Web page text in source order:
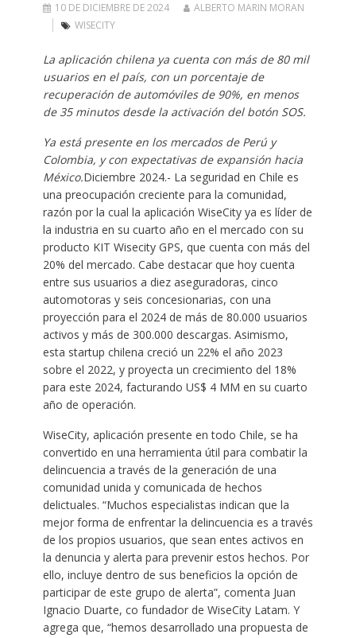
10 DE DICIEMBRE DE 2024
ALBERTO MARIN MORAN
WISECITY
La aplicación chilena ya cuenta con más de 80 mil
usuarios en el país, con un porcentaje de
recuperación de automóviles de 90%, en menos
de 35 minutos desde la activación del botón SOS.
Ya está presente en los mercados de Perú y
Colombia, y con expectativas de expansión hacia
México.Diciembre 2024.- La seguridad en Chile es
una preocupación creciente para la comunidad,
razón por la cual la aplicación WiseCity ya es líder de
la industria en su cuarto año en el mercado con su
producto KIT Wisecity GPS, que cuenta con más del
20% del mercado. Cabe destacar que hoy cuenta
entre sus usuarios a diez aseguradoras, cinco
automotoras y seis concesionarias, con una
proyección para el 2024 de más de 80.000 usuarios
activos y más de 300.000 descargas. Asimismo,
esta startup chilena creció un 22% el año 2023
sobre el 2022, y proyecta un crecimiento del 18%
para este 2024, facturando US$ 4 MM en su cuarto
año de operación.
WiseCity, aplicación presente en todo Chile, se ha
convertido en una herramienta útil para combatir la
delincuencia a través de la generación de una
comunidad unida y comunicada de hechos
delictuales. “Muchos especialistas indican que la
mejor forma de enfrentar la delincuencia es a través
de los propios usuarios, que sean entes activos en
la denuncia y alerta para prevenir estos hechos. Por
ello, incluye dentro de sus beneficios la opción de
participar de este grupo de alerta”, comenta Juan
Ignacio Duarte, co fundador de WiseCity Latam. Y
agrega que, “hemos desarrollado una propuesta de